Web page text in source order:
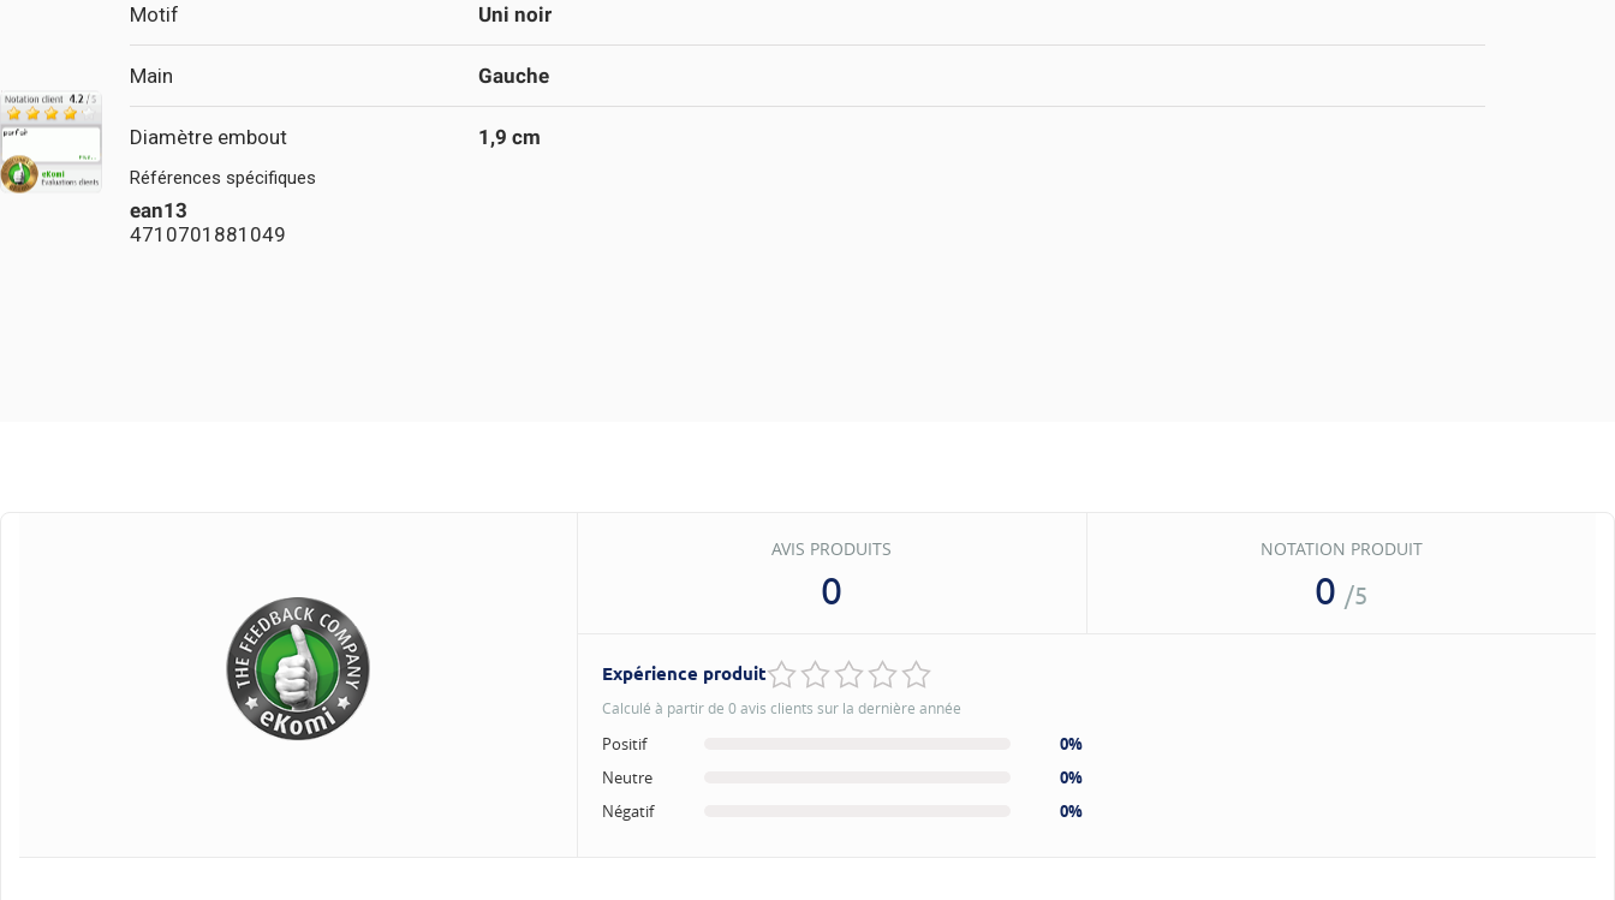
Motif Uni noir
Main Gauche
Diamètre embout 1,9 cm
Références spécifiques
ean13
4710701881049
AVIS PRODUITS
0
NOTATION PRODUIT
0 /5
Expérience produit
Calculé à partir de 0 avis clients sur la dernière année
Positif
0%
Neutre
0%
Négatif
0%